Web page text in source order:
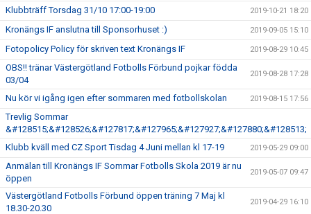
Klubbträff Torsdag 31/10 17:00-19:00 2019-10-21 18:20
Kronängs IF anslutna till Sponsorhuset :) 2019-09-05 15:10
Fotopolicy Policy för skriven text Kronängs IF 2019-08-29 10:45
OBS!! tränar Västergötland Fotbolls Förbund pojkar födda
03/04
2019-08-28 17:28
Nu kör vi igång igen efter sommaren med fotbollskolan 2019-08-15 17:56
Trevlig Sommar
&#128515;&#128526;&#127817;&#127965;&#127927;&#127880;&#128513;
Klubb kväll med CZ Sport Tisdag 4 Juni mellan kl 17-19
2019-05-29 09:00
Anmälan till Kronängs IF Sommar Fotbolls Skola 2019 är nu
öppen
2019-05-07 09:47
Västergötland Fotbolls Förbund öppen träning 7 Maj kl
18.30-20.30
2019-04-29 16:10